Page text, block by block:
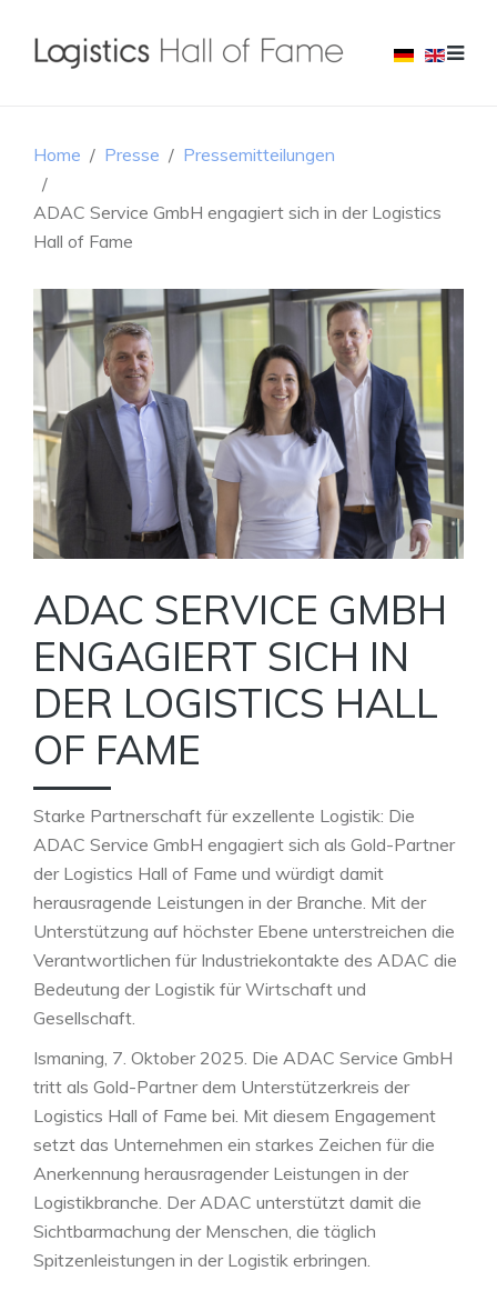
Home Presse Pressemitteilungen
ADAC Service GmbH engagiert sich in der Logistics
Hall of Fame
ADAC SERVICE GMBH
ENGAGIERT SICH IN
DER LOGISTICS HALL
OF FAME
Starke Partnerschaft für exzellente Logistik: Die
ADAC Service GmbH engagiert sich als Gold-Partner
der Logistics Hall of Fame und würdigt damit
herausragende Leistungen in der Branche. Mit der
Unterstützung auf höchster Ebene unterstreichen die
Verantwortlichen für Industriekontakte des ADAC die
Bedeutung der Logistik für Wirtschaft und
Gesellschaft.
Ismaning, 7. Oktober 2025. Die ADAC Service GmbH
tritt als Gold-Partner dem Unterstützerkreis der
Logistics Hall of Fame bei. Mit diesem Engagement
setzt das Unternehmen ein starkes Zeichen für die
Anerkennung herausragender Leistungen in der
Logistikbranche. Der ADAC unterstützt damit die
Sichtbarmachung der Menschen, die täglich
Spitzenleistungen in der Logistik erbringen.